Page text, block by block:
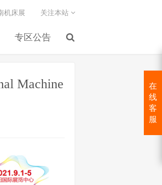
专区公告
机床展 关注本站
Machine
在
线
客
服